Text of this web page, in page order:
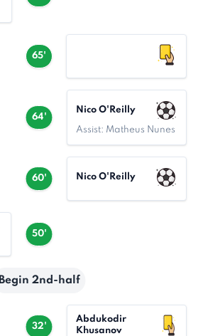
65'
64'
Nico O'Reilly
Assist: Matheus Nunes
60' Nico O'Reilly
50'
Begin 2nd-half
32'
Abdukodir
Khusanov